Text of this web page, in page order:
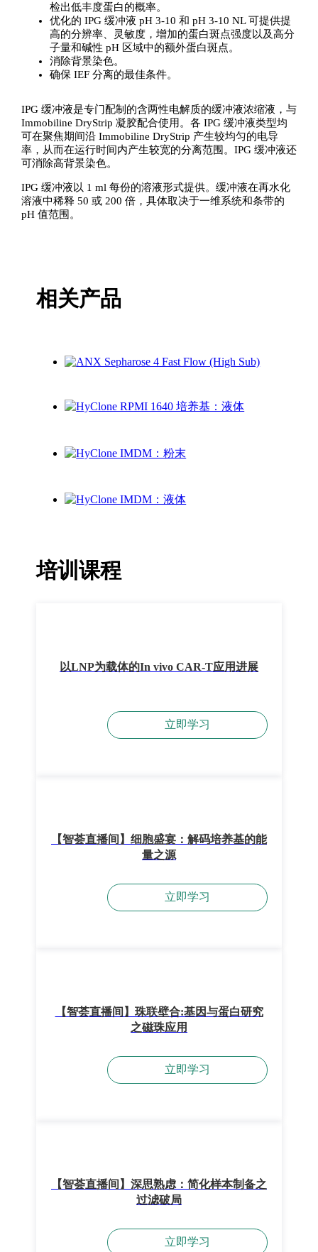
检出低丰度蛋白的概率。
优化的 IPG 缓冲液 pH 3-10 和 pH 3-10 NL 可提供提
高的分辨率、灵敏度，增加的蛋白斑点强度以及高分
子量和碱性 pH 区域中的额外蛋白斑点。
消除背景染色。
确保 IEF 分离的最佳条件。
IPG 缓冲液是专门配制的含两性电解质的缓冲液浓缩液，与
Immobiline DryStrip 凝胶配合使用。各 IPG 缓冲液类型均
可在聚焦期间沿 Immobiline DryStrip 产生较均匀的电导
率，从而在运行时间内产生较宽的分离范围。IPG 缓冲液还
可消除高背景染色。
IPG 缓冲液以 1 ml 每份的溶液形式提供。缓冲液在再水化
溶液中稀释 50 或 200 倍，具体取决于一维系统和条带的
pH 值范围。
相关产品
培训课程
以LNP为载体的In vivo CAR-T应用进展
立即学习
【智荟直播间】细胞盛宴：解码培养基的能
量之源
立即学习
【智荟直播间】珠联壁合:基因与蛋白研究
之磁珠应用
立即学习
【智荟直播间】深思熟虑：简化样本制备之
过滤破局
立即学习